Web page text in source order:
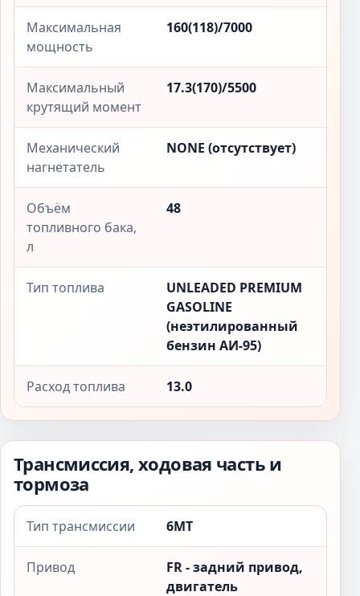
Максимальная
мощность
160(118)/7000
Максимальный
крутящий момент
17.3(170)/5500
Механический
нагнетатель
NONE (отсутствует)
Объём
топливного бака,
л
48
Тип топлива
UNLEADED PREMIUM
GASOLINE
(неэтилированный
бензин АИ-95)
Расход топлива 13.0
Трансмиссия, ходовая часть и
тормоза
Тип трансмиссии 6MT
Привод
FR - задний привод,
двигатель